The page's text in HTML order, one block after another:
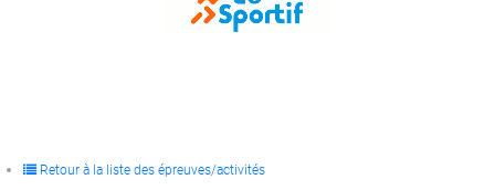
Retour à la liste des épreuves/activités